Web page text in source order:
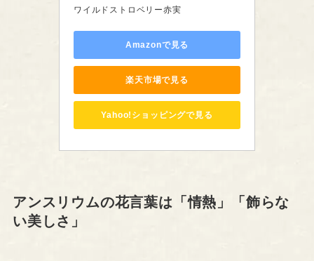
ワイルドストロベリー赤実
Amazonで見る
楽天市場で見る
Yahoo!ショッピングで見る
アンスリウムの花言葉は「情熱」「飾らな
い美しさ」